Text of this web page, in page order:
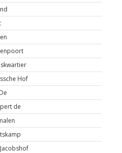
Hof
de